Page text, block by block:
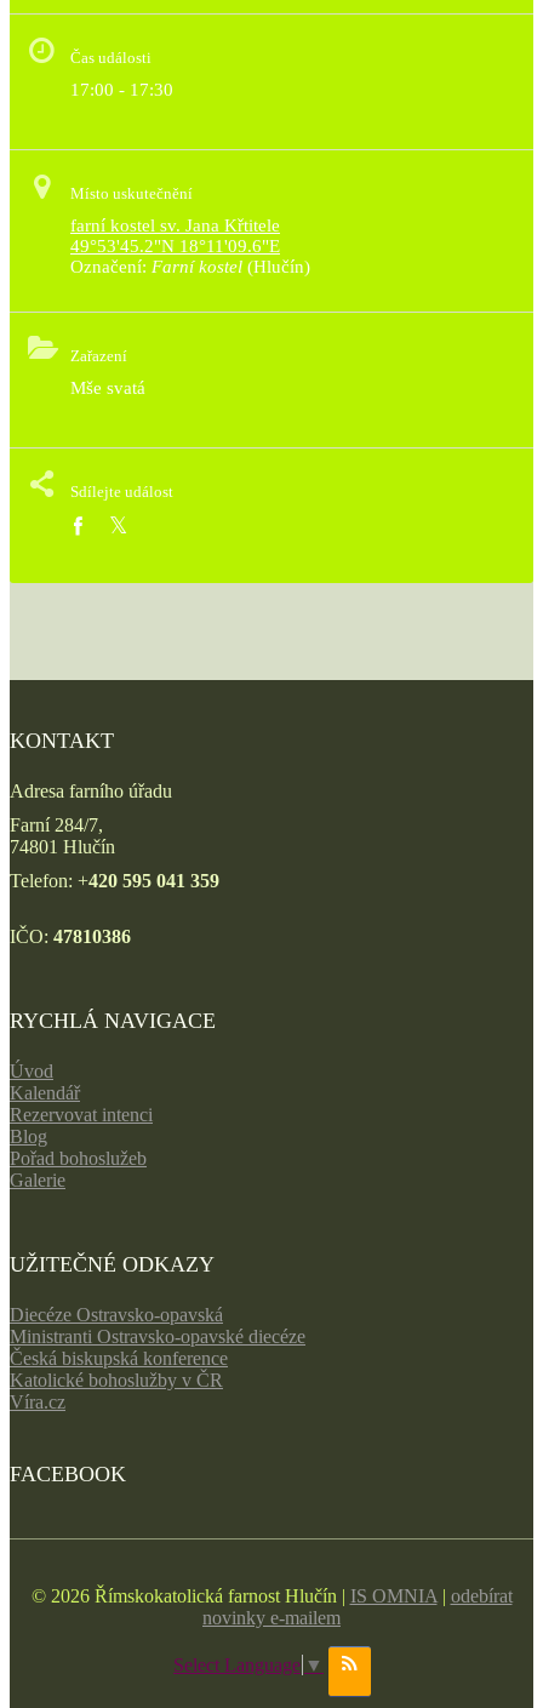
Čas události
17:00 - 17:30
Místo uskutečnění
farní kostel sv. Jana Křtitele
49°53'45.2"N 18°11'09.6"E
Označení: Farní kostel (Hlučín)
Zařazení
Mše svatá
Sdílejte událost
KONTAKT
Adresa farního úřadu
Farní 284/7,
74801 Hlučín
Telefon: +420 595 041 359
IČO: 47810386
RYCHLÁ NAVIGACE
Úvod
Kalendář
Rezervovat intenci
Blog
Pořad bohoslužeb
Galerie
UŽITEČNÉ ODKAZY
Diecéze Ostravsko-opavská
Ministranti Ostravsko-opavské diecéze
Česká biskupská konference
Katolické bohoslužby v ČR
Víra.cz
FACEBOOK
© 2026 Římskokatolická farnost Hlučín | IS OMNIA | odebírat
novinky e-mailem
Select Language ▼